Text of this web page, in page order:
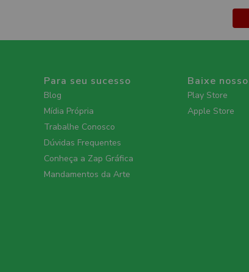
Para seu sucesso
Blog
Mídia Própria
Trabalhe Conosco
Dúvidas Frequentes
Conheça a Zap Gráfica
Mandamentos da Arte
Baixe
Play Store
Apple Store